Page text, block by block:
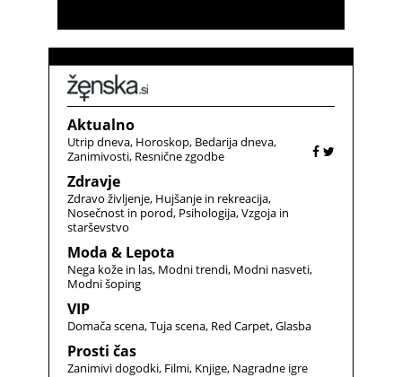
Aktualno
Utrip dneva Horoskop Bedarija dneva
Zanimivosti Resnične zgodbe
Zdravje
Zdravo življenje Hujšanje in rekreacija
Nosečnost in porod Psihologija Vzgoja in
starševstvo
Moda & Lepota
Nega kože in las Modni trendi Modni nasveti
Modni šoping
VIP
Domača scena Tuja scena Red Carpet Glasba
Prosti čas
Zanimivi dogodki Filmi Knjige Nagradne igre